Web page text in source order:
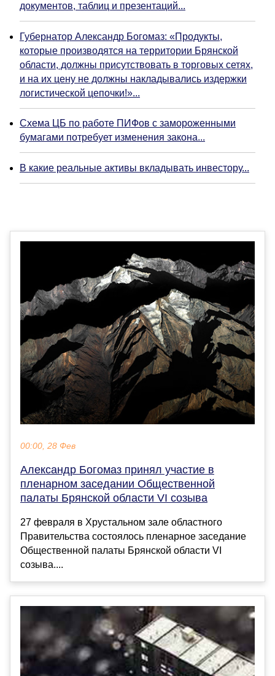
документов, таблиц и презентаций...
Губернатор Александр Богомаз: «Продукты,
которые производятся на территории Брянской
области, должны присутствовать в торговых сетях,
и на их цену не должны накладывались издержки
логистической цепочки!»...
Схема ЦБ по работе ПИФов с замороженными
бумагами потребует изменения закона...
В какие реальные активы вкладывать инвестору...
00:00, 28 Фев
Александр Богомаз принял участие в
пленарном заседании Общественной
палаты Брянской области VI созыва
27 февраля в Хрустальном зале областного
Правительства состоялось пленарное заседание
Общественной палаты Брянской области VI
созыва....